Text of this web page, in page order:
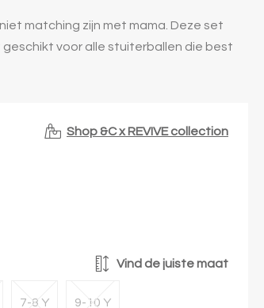
matching zijn met mama. Deze set
geschikt voor alle stuiterballen die best
Shop &C x REVIVE collection
Vind de juiste maat
7-8 Y 9-10 Y